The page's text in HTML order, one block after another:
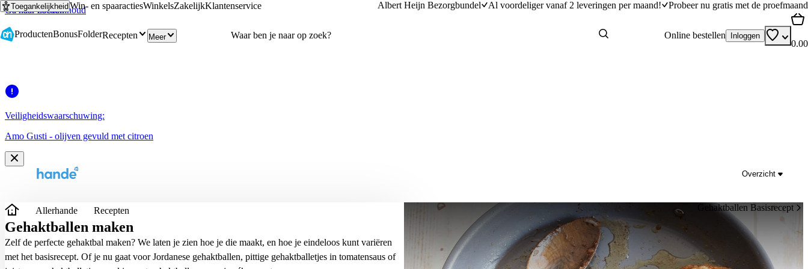
Ga naar hoofdinhoud
Ga naar zoeken
ToegankelijkheidWin- en spaaractiesWinkelsZakelijkKlantenservice Albert Heijn Bezorgbundel Al voordeliger vanaf 2 leveringen per maand! Probeer nu gratis met de proefmaand
ProductenBonusFolderRecepten Meer Online bestellen Inloggen
0.00
Veiligheidswaarschuwing:
Amo Gusti - olijven gevuld met citroen
Overzicht
Gehaktballen Basisrecept
Allerhande Recepten
Gehaktballen maken
Zelf de perfecte gehaktbal maken? We laten je zien hoe je die maakt, en hoe je eindeloos kunt variëren
met het basisrecept. Of je nu gaat voor Jordanese gehaktballen, pittige gehaktballetjes in tomatensaus of